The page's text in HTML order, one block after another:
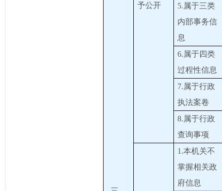
予公开
5.属于三类
内部事务信
息
6.属于四类
过程性信息
7.属于行政
执法案卷
8.属于行政
查询事项
1.本机关不
掌握相关政
府信息